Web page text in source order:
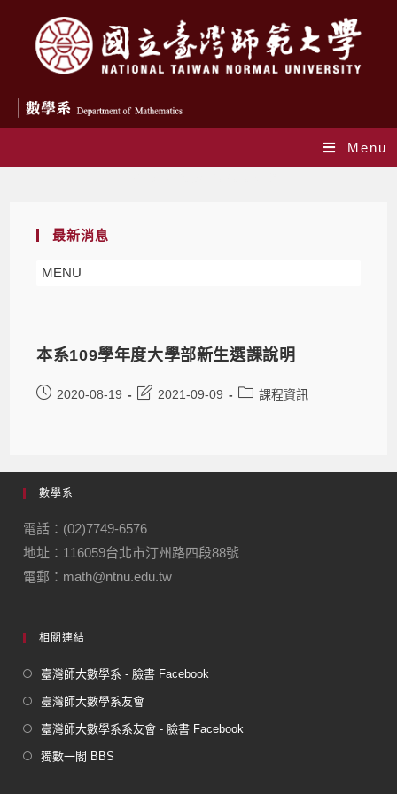
Menu
最新消息
MENU
本系109學年度大學部新生選課說明
2020-08-19 2021-09-09 課程資訊
數學系
電話：(02)7749-6576
地址：116059台北市汀州路四段88號
電郵：math@ntnu.edu.tw
相關連結
臺灣師大數學系 - 臉書 Facebook
臺灣師大數學系友會
臺灣師大數學系系友會 - 臉書 Facebook
獨數一閣 BBS